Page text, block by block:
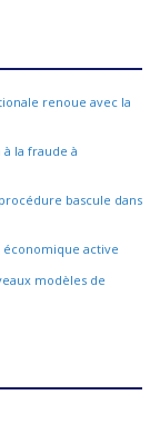
renoue avec la
la fraude à
bascule dans
économique active
modèles de